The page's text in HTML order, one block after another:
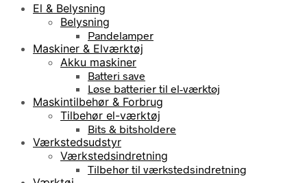
El & Belysning
Belysning
Pandelamper
Maskiner & Elværktøj
Akku maskiner
Batteri save
Løse batterier til el-værktøj
Maskintilbehør & Forbrug
Tilbehør el-værktøj
Bits & bitsholdere
Værkstedsudstyr
Værkstedsindretning
Tilbehør til værkstedsindretning